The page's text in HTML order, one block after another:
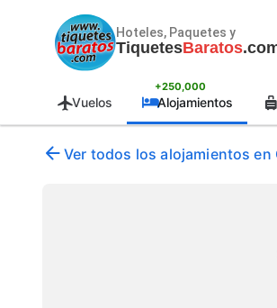
Hoteles, Paquetes y
TiquetesBaratos
Vuelos
+250,000
Alojamientos
Ver todos los alojamientos